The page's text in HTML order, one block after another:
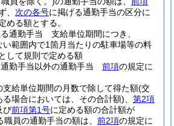
、 次の各号に掲げる通勤手当の区分に
める額とする。
通勤手当 支給単位期間につき、
範囲内で1箇月当たりの駐車場等の料
して規則で定める額
勤手当以外の通勤手当 前項の規定に
支給単位期間の月数で除して得た額(交
場合においては、その合計額)
第2項
び前項第1号に定める額の合計額が
員の通勤手当の額は、 前2項の規定に